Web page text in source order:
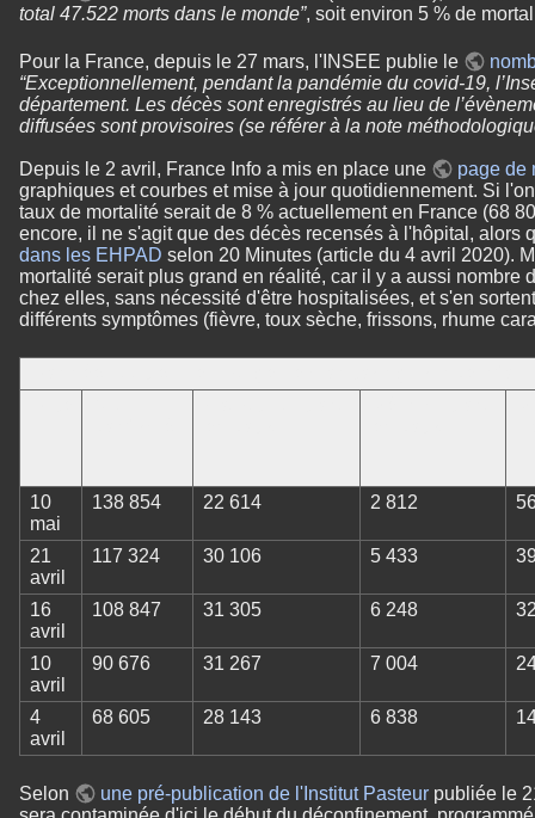
total 47.522 morts dans le monde”, soit environ 5 % de
Pour la France, depuis le 27 mars, l'INSEE publie le
“Exceptionnellement, pendant la pandémie du covid-19,
département. Les décès sont enregistrés au lieu de
diffusées sont provisoires (se référer à la note
Depuis le 2 avril, France Info a mis en place une
page de
graphiques et courbes et mise à jour quotidiennement. Si
taux de mortalité serait de 8 % actuellement en France (68
encore, il ne s'agit que des décès recensés à l'hôpital, alors
dans les EHPAD selon 20 Minutes (article du 4 avril 2020).
mortalité serait plus grand en réalité, car il y a aussi
chez elles, sans nécessité d'être hospitalisées, et s'en
différents symptômes (fièvre, toux sèche, frissons, rhume
10
mai
138 854 22 614 2 812
21
avril
117 324 30 106 5 433
16
avril
108 847 31 305 6 248
10
avril
90 676 31 267 7 004
4
avril
68 605 28 143 6 838
Selon une pré-publication de l'Institut Pasteur publiée le